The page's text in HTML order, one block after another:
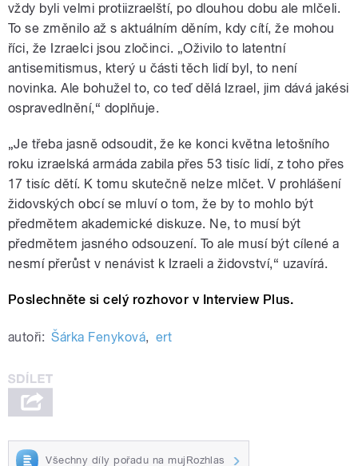
vždy byli velmi protiizraelští, po dlouhou dobu ale mlčeli.
To se změnilo až s aktuálním děním, kdy cítí, že mohou
říci, že Izraelci jsou zločinci. „Oživilo to latentní
antisemitismus, který u části těch lidí byl, to není
novinka. Ale bohužel to, co teď dělá Izrael, jim dává jakési
ospravedlnění,“ doplňuje.
„Je třeba jasně odsoudit, že ke konci května letošního
roku izraelská armáda zabila přes 53 tisíc lidí, z toho přes
17 tisíc dětí. K tomu skutečně nelze mlčet. V prohlášení
židovských obcí se mluví o tom, že by to mohlo být
předmětem akademické diskuze. Ne, to musí být
předmětem jasného odsouzení. To ale musí být cílené a
nesmí přerůst v nenávist k Izraeli a židovství,“ uzavírá.
Poslechněte si celý rozhovor v Interview Plus.
autoři: Šárka Fenyková, ert
Všechny díly pořadu na mujRozhlas